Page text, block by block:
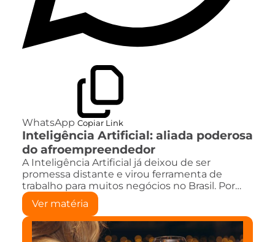
WhatsApp Copiar Link
Inteligência Artificial: aliada poderosa
do afroempreendedor
A Inteligência Artificial já deixou de ser
promessa distante e virou ferramenta de
trabalho para muitos negócios no Brasil. Por…
Ver matéria